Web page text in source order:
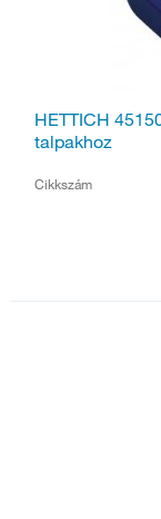
HETTICH
talpakhoz
Cikkszám